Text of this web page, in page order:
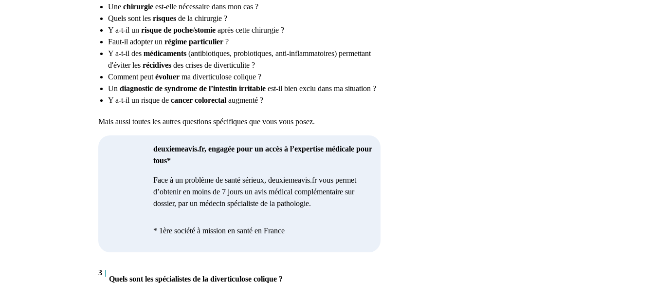
Une chirurgie est-elle nécessaire dans mon cas ?
Quels sont les risques de la chirurgie ?
Y a-t-il un risque de poche/stomie après cette chirurgie ?
Faut-il adopter un régime particulier ?
Y a-t-il des médicaments (antibiotiques, probiotiques, anti-inflammatoires) permettant
d'éviter les récidives des crises de diverticulite ?
Comment peut évoluer ma diverticulose colique ?
Un diagnostic de syndrome de l’intestin irritable est-il bien exclu dans ma situation ?
Y a-t-il un risque de cancer colorectal augmenté ?
Mais aussi toutes les autres questions spécifiques que vous vous posez.
deuxiemeavis.fr, engagée pour un accès à l’expertise médicale pour
tous*
Face à un problème de santé sérieux, deuxiemeavis.fr vous permet
d’obtenir en moins de 7 jours un avis médical complémentaire sur
dossier, par un médecin spécialiste de la pathologie.
* 1ère société à mission en santé en France
3 |
Quels sont les spécialistes de la diverticulose colique ?